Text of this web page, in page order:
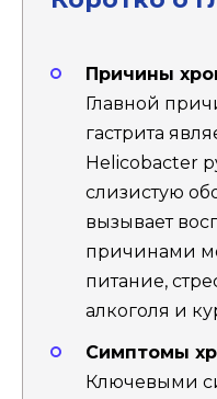
Причины
Главной
гастрита
Helicobacter
слизистую
вызывает
причинами
питание,
алкоголя и
Симптомы
Ключевыми